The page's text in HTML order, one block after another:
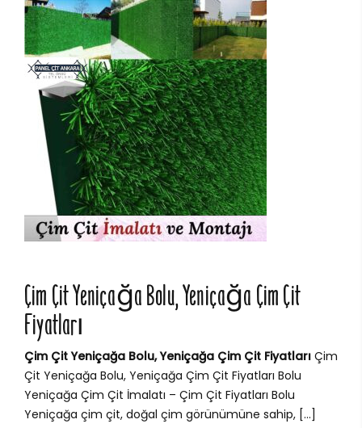
Çim Çit Yeniçağa Bolu, Yeniçağa Çim Çit
Fiyatları
Çim Çit Yeniçağa Bolu, Yeniçağa Çim Çit Fiyatları Çim
Çit Yeniçağa Bolu, Yeniçağa Çim Çit Fiyatları Bolu
Yeniçağa Çim Çit İmalatı – Çim Çit Fiyatları Bolu
Yeniçağa çim çit, doğal çim görünümüne sahip, […]